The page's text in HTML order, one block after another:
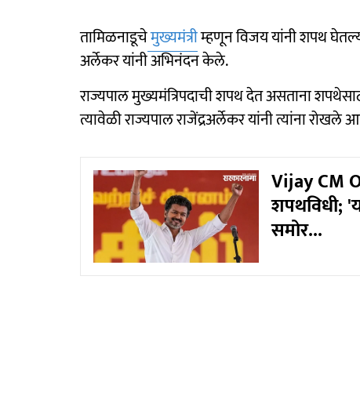
तामिळनाडूचेमुख्यमंत्रीम्हणून विजय यांनी शपथ
अर्लेकर यांनी अभिनंदन केले.
राज्यपाल मुख्यमंत्रि‍पदाची शपथ देत असताना
त्यावेळी राज्यपाल राजेंद्रअर्लेकर यांनी त्यांना
Vijay CM
शपथविधी;
समोर...